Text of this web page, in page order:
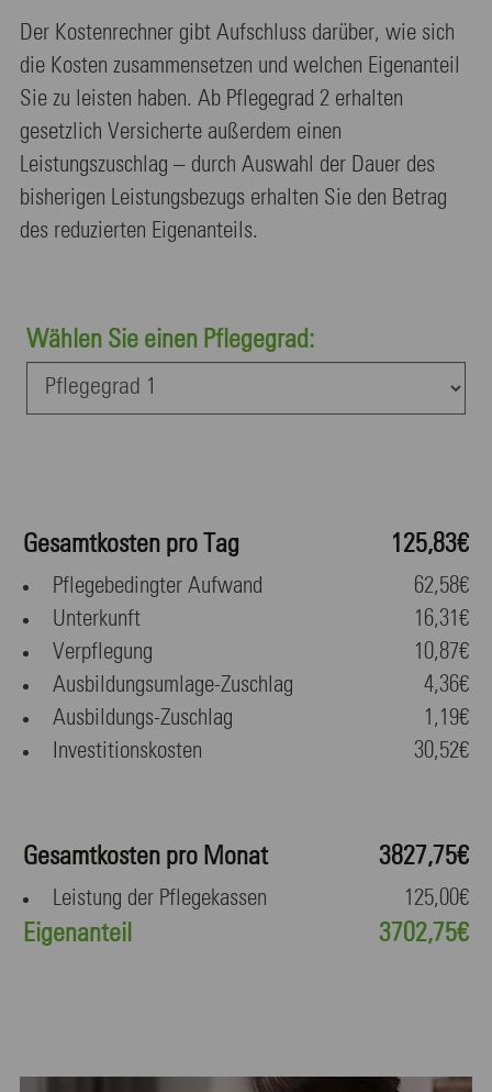
Der Kostenrechner gibt Aufschluss darüber, wie sich
die Kosten zusammensetzen und welchen Eigenanteil
Sie zu leisten haben. Ab Pflegegrad 2 erhalten
gesetzlich Versicherte außerdem einen
Leistungszuschlag – durch Auswahl der Dauer des
bisherigen Leistungsbezugs erhalten Sie den Betrag
des reduzierten Eigenanteils.
Wählen Sie einen Pflegegrad:
Gesamtkosten pro Tag 125,83€
Pflegebedingter Aufwand
62,58€
Unterkunft
16,31€
Verpflegung
10,87€
Ausbildungsumlage-Zuschlag
4,36€
Ausbildungs-Zuschlag
1,19€
Investitionskosten
30,52€
Gesamtkosten pro Monat 3827,75€
Leistung der Pflegekassen 125,00€
Eigenanteil 3702,75€